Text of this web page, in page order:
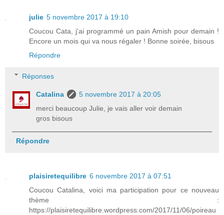
julie 5 novembre 2017 à 19:10
Coucou Cata, j'ai programmé un pain Amish pour demain !
Encore un mois qui va nous régaler ! Bonne soirée, bisous
Répondre
Réponses
Catalina
5 novembre 2017 à 20:05
merci beaucoup Julie, je vais aller voir demain
gros bisous
Répondre
plaisiretequilibre 6 novembre 2017 à 07:51
Coucou Catalina, voici ma participation pour ce nouveau
thème :
https://plaisiretequilibre.wordpress.com/2017/11/06/poireau